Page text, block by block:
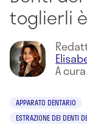
toglierli
A
APPARATO DENTARIO
ESTRAZIONE DEI DENTI